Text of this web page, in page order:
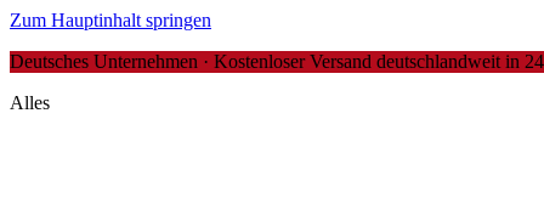
Zum Hauptinhalt springen
Deutsches Unternehmen · Kostenloser Versand deutschlandweit in
Alles